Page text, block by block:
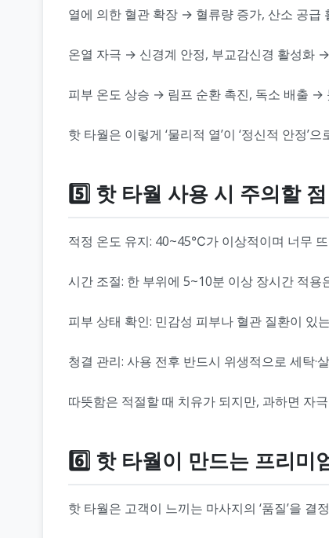
열에 의한 혈관 확장 → 혈류량 증가, 산소 공
온열 자극 → 신경계 안정, 부교감신경 활성화
피부 온도 상승 → 림프 순환 촉진, 독소 배출 →
핫 타월은 이렇게 ‘물리적 열’이 ‘정신적 안정
5️⃣ 핫 타월 사용 시 주의할 점
적정 온도 유지: 40~45℃가 이상적이며 너무
시간 조절: 한 부위에 5~10분 이상 장시간 적용
피부 상태 확인: 민감성 피부나 혈관 질환이 있
청결 관리: 사용 전후 반드시 위생적으로 세탁·
따뜻함은 적절할 때 치유가 되지만, 과하면 자
6️⃣ 핫 타월이 만드는 프리미
핫 타월은 고객이 느끼는 마사지의 ‘품질’을